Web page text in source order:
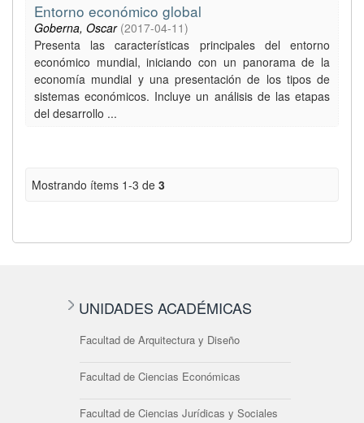
Entorno económico global
Goberna, Oscar (2017-04-11)
Presenta las características principales del entorno
económico mundial, iniciando con un panorama de la
economía mundial y una presentación de los tipos de
sistemas económicos. Incluye un análisis de las etapas
del desarrollo ...
Mostrando ítems 1-3 de 3
UNIDADES ACADÉMICAS
Facultad de Arquitectura y Diseño
Facultad de Ciencias Económicas
Facultad de Ciencias Jurídicas y Sociales